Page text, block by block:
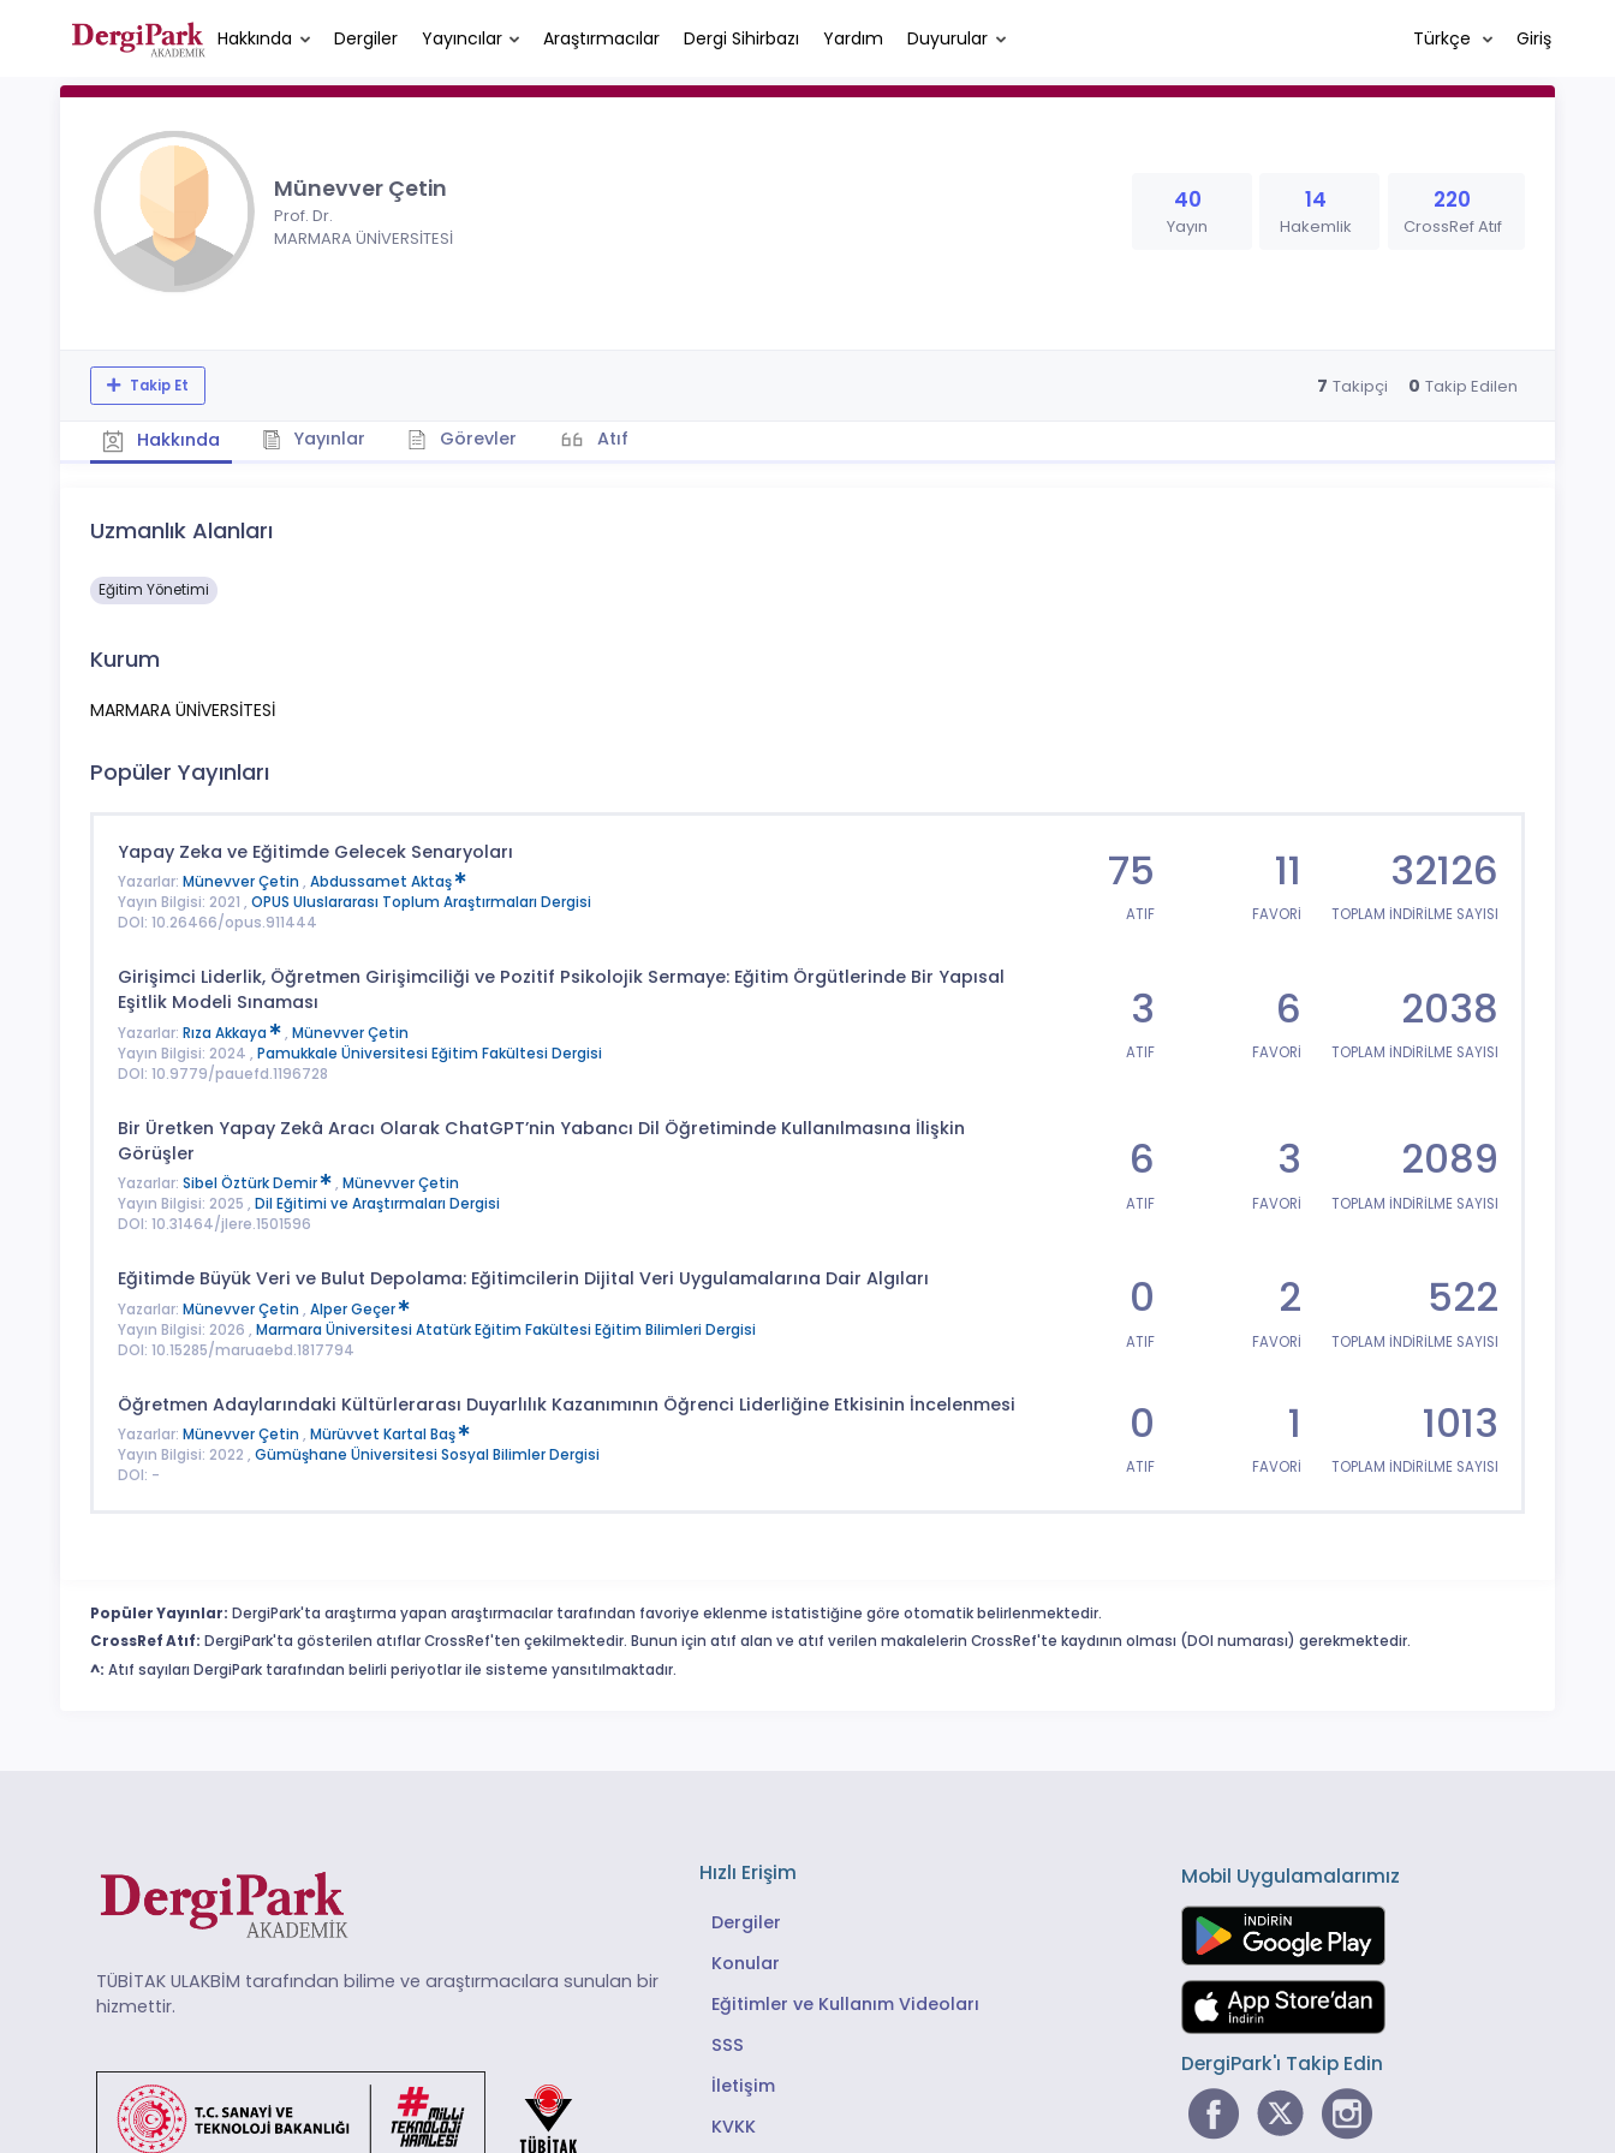
Hakkında Dergiler Yayıncılar Araştırmacılar Dergi Sihirbazı Yardım Duyurular Türkçe Giriş
Münevver Çetin
Prof. Dr.
MARMARA ÜNİVERSİTESİ
40
Yayın
14
Hakemlik
220
CrossRef Atıf
Takip Et 7 Takipçi 0 Takip Edilen
Hakkında Yayınlar Görevler Atıf
Uzmanlık Alanları
Eğitim Yönetimi
Kurum
MARMARA ÜNİVERSİTESİ
Popüler Yayınları
Yapay Zeka ve Eğitimde Gelecek Senaryoları
Yazarlar: Münevver Çetin , Abdussamet Aktaş
Yayın Bilgisi: 2021 , OPUS Uluslararası Toplum Araştırmaları Dergisi
DOI: 10.26466/opus.911444
75
ATIF
11
FAVORİ
32126
TOPLAM İNDİRİLME SAYISI
Girişimci Liderlik, Öğretmen Girişimciliği ve Pozitif Psikolojik Sermaye: Eğitim Örgütlerinde Bir Yapısal
Eşitlik Modeli Sınaması
Yazarlar: Rıza Akkaya , Münevver Çetin
Yayın Bilgisi: 2024 , Pamukkale Üniversitesi Eğitim Fakültesi Dergisi
DOI: 10.9779/pauefd.1196728
3
ATIF
6
FAVORİ
2038
TOPLAM İNDİRİLME SAYISI
Bir Üretken Yapay Zekâ Aracı Olarak ChatGPT’nin Yabancı Dil Öğretiminde Kullanılmasına İlişkin
Görüşler
Yazarlar: Sibel Öztürk Demir , Münevver Çetin
Yayın Bilgisi: 2025 , Dil Eğitimi ve Araştırmaları Dergisi
DOI: 10.31464/jlere.1501596
6
ATIF
3
FAVORİ
2089
TOPLAM İNDİRİLME SAYISI
Eğitimde Büyük Veri ve Bulut Depolama: Eğitimcilerin Dijital Veri Uygulamalarına Dair Algıları
Yazarlar: Münevver Çetin , Alper Geçer
Yayın Bilgisi: 2026 , Marmara Üniversitesi Atatürk Eğitim Fakültesi Eğitim Bilimleri Dergisi
DOI: 10.15285/maruaebd.1817794
0
ATIF
2
FAVORİ
522
TOPLAM İNDİRİLME SAYISI
Öğretmen Adaylarındaki Kültürlerarası Duyarlılık Kazanımının Öğrenci Liderliğine Etkisinin İncelenmesi
Yazarlar: Münevver Çetin , Mürüvvet Kartal Baş
Yayın Bilgisi: 2022 , Gümüşhane Üniversitesi Sosyal Bilimler Dergisi
DOI: -
0
ATIF
1
FAVORİ
1013
TOPLAM İNDİRİLME SAYISI
Popüler Yayınlar: DergiPark'ta araştırma yapan araştırmacılar tarafından favoriye eklenme istatistiğine göre otomatik belirlenmektedir.
CrossRef Atıf: DergiPark'ta gösterilen atıflar CrossRef'ten çekilmektedir. Bunun için atıf alan ve atıf verilen makalelerin CrossRef'te kaydının olması (DOI numarası) gerekmektedir.
^: Atıf sayıları DergiPark tarafından belirli periyotlar ile sisteme yansıtılmaktadır.
TÜBİTAK ULAKBİM tarafından bilime ve araştırmacılara sunulan bir
hizmettir.
Hızlı Erişim
Dergiler
Konular
Eğitimler ve Kullanım Videoları
SSS
İletişim
KVKK
Mobil Uygulamalarımız
DergiPark'ı Takip Edin